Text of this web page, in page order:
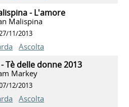
- L'amore
Malispina
11/2013
Ascolta
Tè delle donne 2013
Markey
12/2013
Ascolta